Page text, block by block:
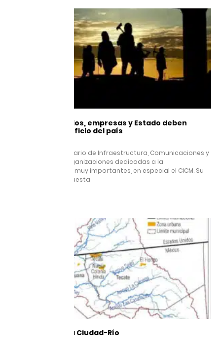
Academia, gremios, empresas y Estado deben
trabajar en beneficio del país
Jesús Esteva Secretario de Infraestructura, Comunicaciones y
Transportes. Las organizaciones dedicadas a la
infraestructura son muy importantes, en especial el CICM. Su
capacidad de respuesta
Proyecto Tijuana Ciudad-Río